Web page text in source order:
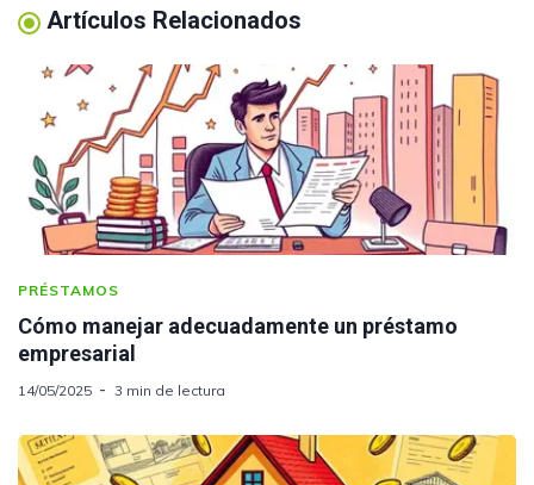
Artículos Relacionados
PRÉSTAMOS
Cómo manejar adecuadamente un préstamo
empresarial
14/05/2025 3 min de lectura